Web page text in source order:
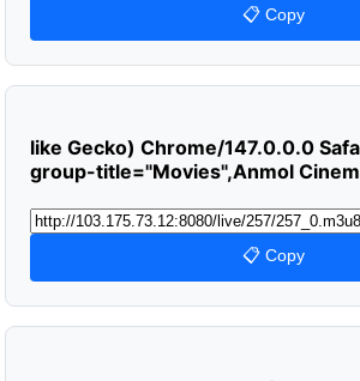
📋 Copy
like Gecko) Chrome/147.0.0.0
group-title="Movies",Anmol
📋 Copy